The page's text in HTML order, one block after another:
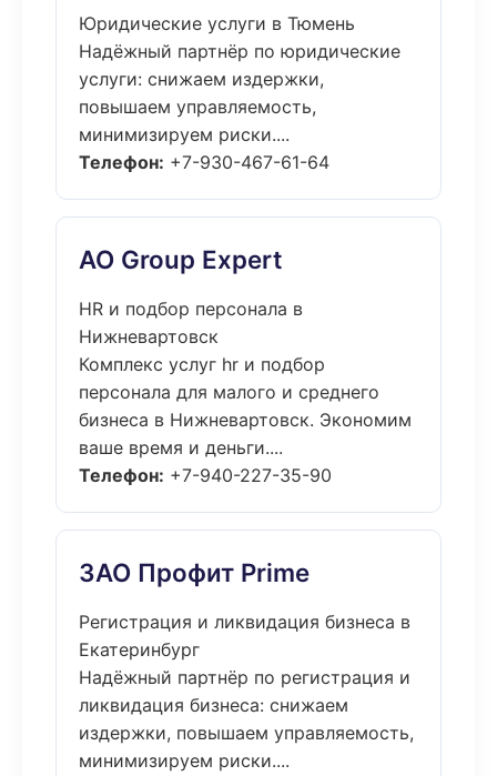
Юридические услуги в Тюмень
Надёжный партнёр по юридические
услуги: снижаем издержки,
повышаем управляемость,
минимизируем риски....
Телефон: +7-930-467-61-64
АО Group Expert
HR и подбор персонала в
Нижневартовск
Комплекс услуг hr и подбор
персонала для малого и среднего
бизнеса в Нижневартовск. Экономим
ваше время и деньги....
Телефон: +7-940-227-35-90
ЗАО Профит Prime
Регистрация и ликвидация бизнеса в
Екатеринбург
Надёжный партнёр по регистрация и
ликвидация бизнеса: снижаем
издержки, повышаем управляемость,
минимизируем риски....